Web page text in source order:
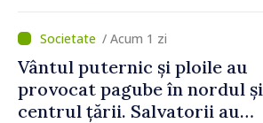
mecanisme care să-i
protejeze”/ Acum 1 zi
Vântul puternic și ploile au
provocat pagube în nordul și
centrul țării. Salvatorii au